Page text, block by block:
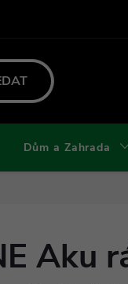
údajů a cookies
Dům a Zahrada
Aku